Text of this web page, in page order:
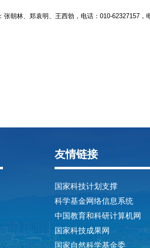
林、郑袁明、王西勃，电话：010-62327157，
友情链接
国家科技计划支撑
科学基金网络信息系统
中国教育和科研计算机网
国家科技成果网
国家自然科学基金委